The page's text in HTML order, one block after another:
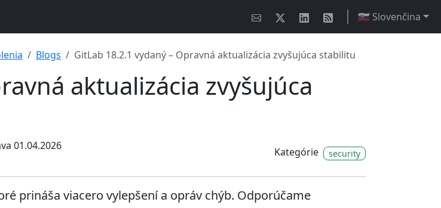
🇸🇰 Slovenčina
Blogs GitLab 18.2.1 vydaný – Opravná aktualizácia zvyšujúca stabilitu
aktualizácia zvyšujúca
01.04.2026
Kategórie security
prináša viacero vylepšení a opráv chýb. Odporúčame